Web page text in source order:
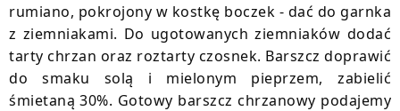
rumiano, pokrojony w kostkę boczek - dać do garnka
z ziemniakami. Do ugotowanych ziemniaków dodać
tarty chrzan oraz roztarty czosnek. Barszcz doprawić
do smaku solą i mielonym pieprzem, zabielić
śmietaną 30%. Gotowy barszcz chrzanowy podajemy